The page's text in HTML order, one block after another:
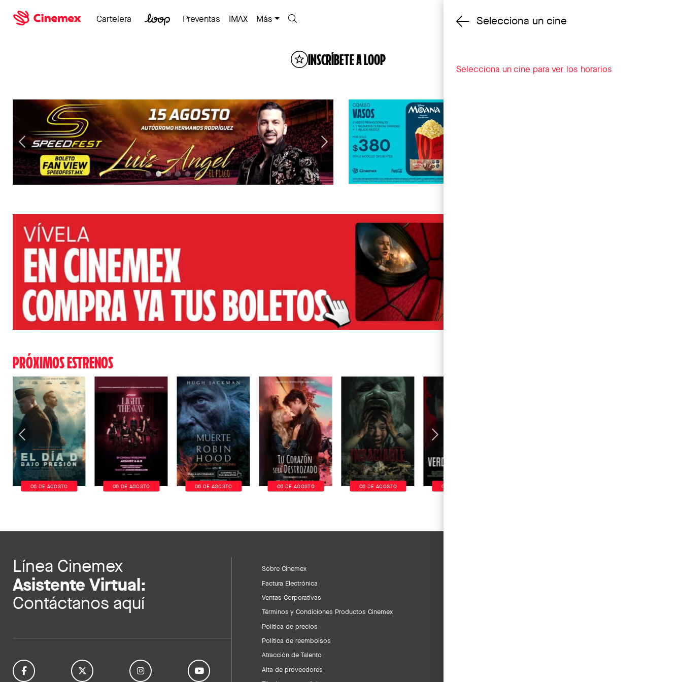
Cambiar cine
Cartelera Preventas IMAX Más
INSCRÍBETE A LOOP
PRÓXIMOS ESTRENOS
06 DE AGOSTO 06 DE AGOSTO 06 DE AGOSTO 06 DE AGOSTO 06 DE AGOSTO 06 DE AGOSTO
Línea Cinemex
Asistente Virtual:
Contáctanos aquí
Sobre Cinemex
Factura Electrónica
Ventas Corporativas
Términos y Condiciones Productos Cinemex
Política de precios
Política de reembolsos
Atracción de Talento
Alta de proveedores
Selecciona un cine
Selecciona un cine para ver los horarios